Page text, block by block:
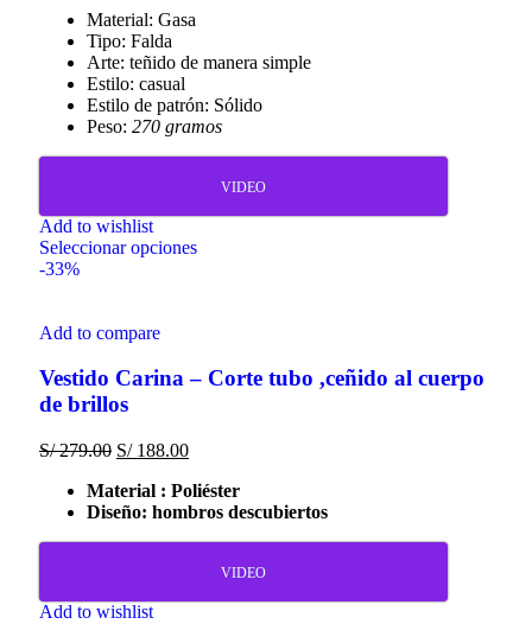
Material: Gasa
Tipo: Falda
Arte: teñido de manera simple
Estilo: casual
Estilo de patrón: Sólido
Peso: 270 gramos
VIDEO
Add to wishlist
Seleccionar opciones
-33%
Add to compare
Vestido Carina – Corte tubo ,ceñido al cuerpo
de brillos
S/279.00 S/188.00
Material : Poliéster
Diseño: hombros descubiertos
VIDEO
Add to wishlist